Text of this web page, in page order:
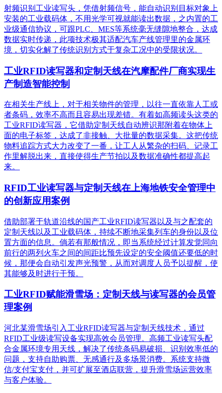
射频识别工业读写头，凭借射频信号，能自动识别目标对象上
安装的工业载码体，不用光学可视就能读出数据，之内置的工
业级通信协议，可跟PLC、MES等系统毫无缝隙地整合，达成
数据实时传递，此项技术极其适配汽车产线管理里的金属环
境，切实化解了传统识别方式于复杂工况中的受限状况。
工业RFID读写器和定制天线在汽摩配件厂商实现生
产制造智能控制
在相关生产线上，对于相关物件的管理，以往一直依靠人工或
者条码，效率不高而且容易出现差错。有着如高频读头这类的
工业RFID读写器，它借助定制天线自动辨识那附着在物体上
面的电子标签，达成了非接触、大批量的数据采集。这把传统
物料追踪方式大力改变了一番，让工人从繁杂的扫码、记录工
作里解脱出来，直接使得生产节拍以及数据准确性都提高起
来。
RFID工业读写器与定制天线在上海地铁安全管理中
的创新应用案例
借助部署于轨道沿线的国产工业RFID读写器以及与之配套的
定制天线以及工业载码体，持续不断地采集列车的身份以及位
置方面的信息。倘若有那般情况，即当系统经过计算发觉同向
前行的两列火车之间的间距比预先设定的安全阈值还要低的时
候，那便会自动引发声光预警，从而对调度人员予以提醒，使
其能够及时进行干预。
工业RFID赋能滑雪场：定制天线与读写器的会员管
理案例
河北某滑雪场引入工业RFID读写器与定制天线技术，通过
RFID工业级读写设备实现高效会员管理。高频工业读写头配
合金属环境专用天线，解决了传统条码易破损、识别效率低的
问题，支持自助购票、无感通行及多场景消费。系统支持微
信/支付宝支付，并可扩展至酒店联营，提升滑雪场运营效率
与客户体验。